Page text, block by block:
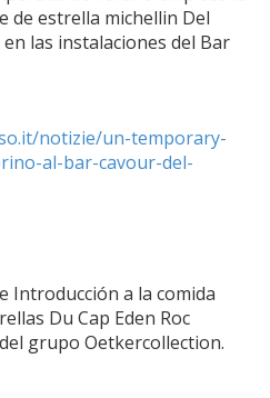
de estrella michellin Del
las instalaciones del Bar
notizie/un-temporary-
al-bar-cavour-del-
Introducción a la comida
Du Cap Eden Roc
grupo Oetkercollection.